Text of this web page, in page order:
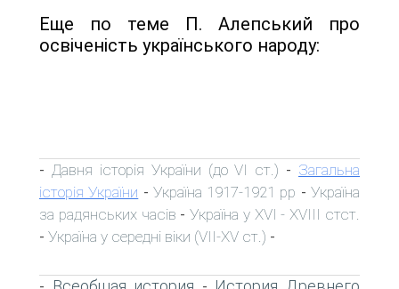
Еще по теме П. Алепський про
освіченість українського народу:
- Давня історія України (до VI ст.) - Загальна
історія України - Україна 1917-1921 рр -Україна
за радянських часів -Україна у XVI - XVIII стст.
- Україна у середні віки (VII-XV ст.) -